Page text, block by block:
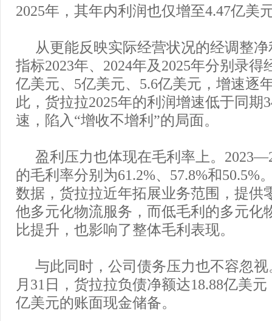
2025年，其年内利润也仅增至4.47亿美
从更能反映实际经营状况的经调整
指标2023年、2024年及2025年分别录得
亿美元、5亿美元、5.6亿美元，增速逐
此，货拉拉2025年的利润增速低于同期
速，陷入“增收不增利”的局面。
盈利压力也体现在毛利率上。
的毛利率分别为61.2%、57.8%和50.5%
数据，货拉拉近年拓展业务范围，提供
他多元化物流服务，而低毛利的多元化
比提升，也影响了整体毛利表现。
与此同时，公司债务压力也不容忽视
月31日，货拉拉负债净额达18.88亿美
亿美元的账面现金储备。